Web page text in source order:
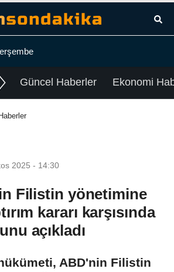
Güncel Haberler Ekonomi
2025 - 14:30
Filistin yönetimine
kararı karşısında
açıkladı
ABD'nin Filistin